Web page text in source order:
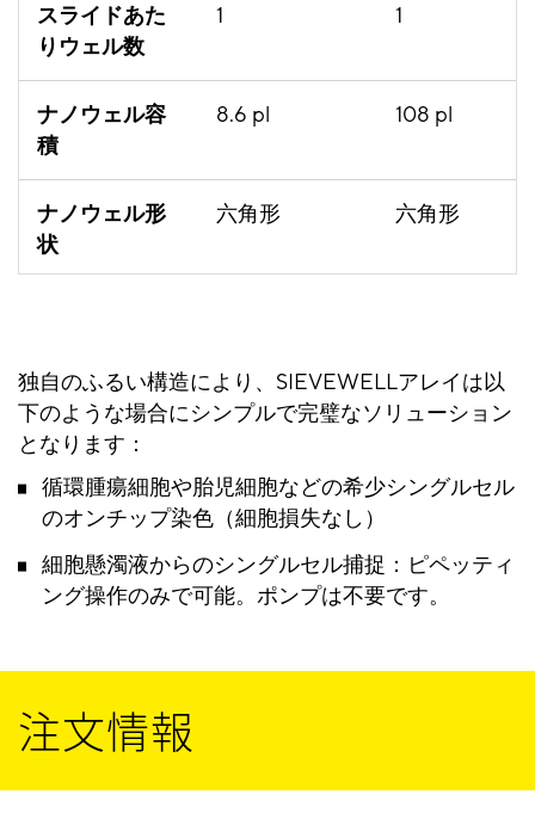
スライドあた
りウェル数
1 1
ナノウェル容
積
8.6 pl 108 pl
ナノウェル形
状
六角形 六角形
ナノウェル深
さ
25 µm 50 µm
スライドあた
数
370,000
面
推奨ガラスキ
独自のふるい構造により、SIEVEWELLアレイは以
下のような場合にシンプルで完璧なソリューション
となります：
循環腫瘍細胞や胎児細胞などの希少シングルセル
のオンチップ染色（細胞損失なし）
細胞懸濁液からのシングルセル捕捉：ピペッティ
ング操作のみで可能。ポンプは不要です。
注文情報